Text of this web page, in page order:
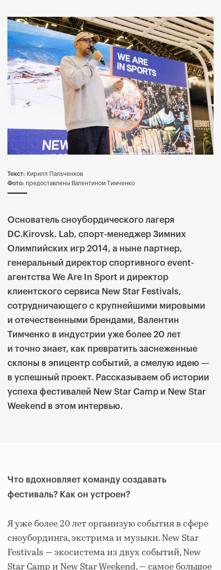
Текст: Кирилл Пальченков
Фото: предоставлены Валентином Тимченко
Основатель сноубордического лагеря
DC.Kirovsk. Lab, спорт-менеджер Зимних
Олимпийских игр 2014, а ныне партнер,
генеральный директор спортивного event-
агентства We Are In Sport и директор
клиентского сервиса New Star Festivals,
сотрудничающего с крупнейшими мировыми
и отечественными брендами, Валентин
Тимченко в индустрии уже более 20 лет
и точно знает, как превратить заснеженные
склоны в эпицентр событий, а смелую идею —
в успешный проект. Рассказываем об истории
успеха фестивалей New Star Camp и New Star
Weekend в этом интервью.
Что вдохновляет команду создавать
фестиваль? Как он устроен?
Я уже более 20 лет организую события в сфере
сноубординга, экстрима и музыки. New Star
Festivals — экосистема из двух событий, New
Star Camp и New Star Weekend, — самое большое